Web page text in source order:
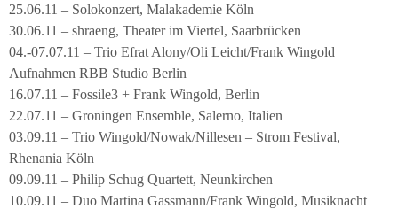
25.06.11 – Solokonzert, Malakademie Köln
30.06.11 – shraeng, Theater im Viertel, Saarbrücken
04.-07.07.11 – Trio Efrat Alony/Oli Leicht/Frank Wingold
Aufnahmen RBB Studio Berlin
16.07.11 – Fossile3 + Frank Wingold, Berlin
22.07.11 – Groningen Ensemble, Salerno, Italien
03.09.11 – Trio Wingold/Nowak/Nillesen – Strom Festival,
Rhenania Köln
09.09.11 – Philip Schug Quartett, Neunkirchen
10.09.11 – Duo Martina Gassmann/Frank Wingold, Musiknacht